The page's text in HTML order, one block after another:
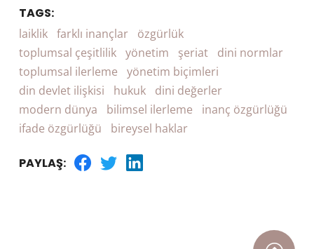
TAGS:
laiklik farklı inançlar
özgürlük
toplumsal çeşitlilik yönetim şeriat
dini normlar
toplumsal ilerleme
yönetim biçimleri
din devlet ilişkisi
hukuk
dini değerler
modern dünya
bilimsel ilerleme
inanç özgürlüğü
ifade özgürlüğü
bireysel haklar
PAYLAŞ: